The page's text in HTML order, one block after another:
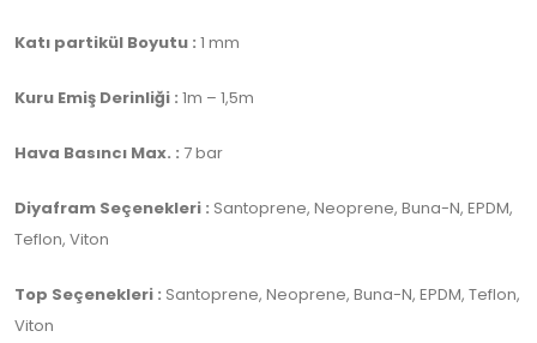
Katı partikül Boyutu : 1 mm
Kuru Emiş Derinliği : 1m – 1,5m
Hava Basıncı Max. : 7 bar
Diyafram Seçenekleri : Santoprene, Neoprene, Buna-N, EPDM,
Teflon, Viton
Top Seçenekleri : Santoprene, Neoprene, Buna-N, EPDM, Teflon,
Viton